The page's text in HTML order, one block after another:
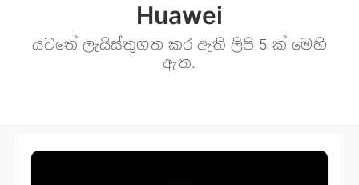
Huawei
යටතේ ලැයිස්තුගත කර ඇති ලිපි 5 ක් මෙහි
ඇත.